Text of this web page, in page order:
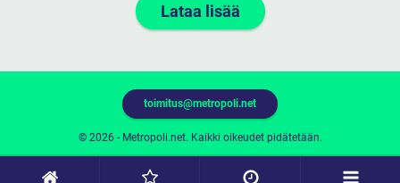
Lataa lisää
© 2026 - Metropoli.net. Kaikki oikeudet pidätetään.
toimitus@metropoli.net